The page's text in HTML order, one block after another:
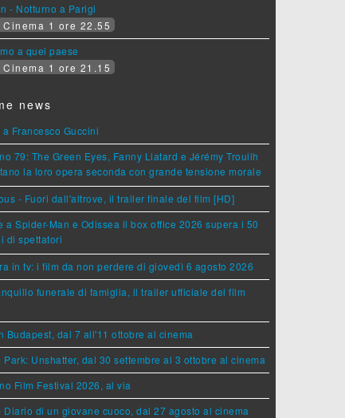
- Notturno a Parigi
Cinema 1 ore 22.55
a quel paese
Cinema 1 ore 21.15
news
Francesco Guccini
79: The Green Eyes, Fanny Liatard e Jérémy Trouilh
la loro opera seconda con grande tensione morale
- Fuori dall'altrove, il trailer finale del film [HD]
a Spider-Man e Odissea il box office 2026 supera i 50
di spettatori
in tv: i film da non perdere di giovedì 6 agosto 2026
funerale di famiglia, il trailer ufficiale del film
Budapest, dal 7 all'11 ottobre al cinema
Park: Unshatter, dal 30 settembre al 3 ottobre al cinema
Film Festival 2026, al via
Diario di un giovane cuoco, dal 27 agosto al cinema